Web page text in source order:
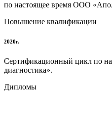
по настоящее время ООО
Повышение квалификации
2020г.
Сертификационный цикл по
диагностика».
Дипломы